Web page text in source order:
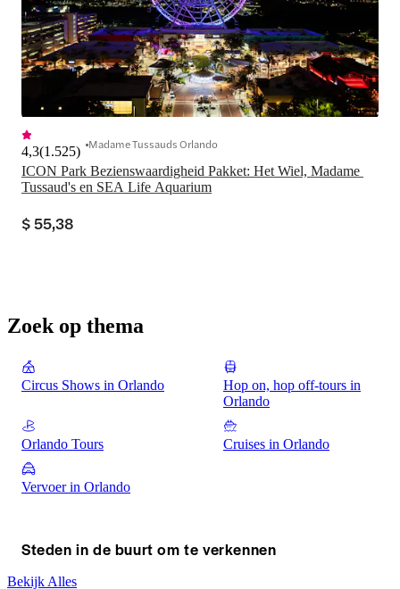
ICON Park Bezienswaardigheid Pakket: Het Wiel, Madame
Tussaud's en SEA Life Aquarium
4,3(1.525) Madame Tussauds Orlando
$ 55,38
Zoek op thema
Circus Shows in Orlando
Hop on, hop off-tours in
Orlando
Orlando Tours Cruises in Orlando
Vervoer in Orlando
Steden in de buurt om te verkennen
Bekijk Alles